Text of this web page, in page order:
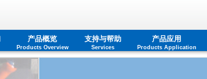
产品概览
Products Overview
支持与帮助
Services
产品应用
Products Application